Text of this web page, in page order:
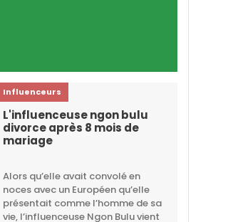
Influenceurs
L'influenceuse ngon bulu
divorce après 8 mois de
mariage
Alors qu’elle avait convolé en
noces avec un Européen qu’elle
présentait comme l’homme de sa
vie, l’influenceuse Ngon Bulu vient